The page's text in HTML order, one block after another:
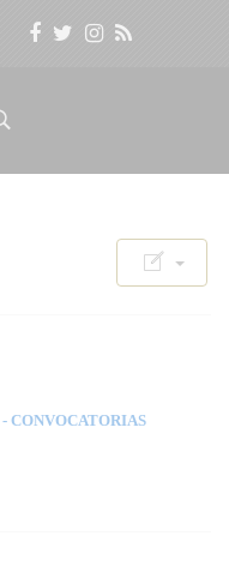
- CONVOCATORIAS